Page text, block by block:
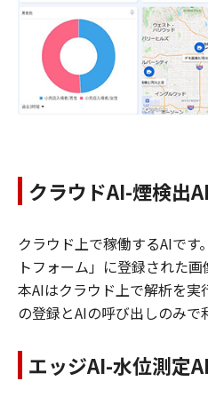
クラウドAI-煙検出AI
クラウド上で稼働するAIで
トフォーム」に登録された画
本AIはクラウド上で解析を
の登録とAIの呼び出しのみで
エッジAI-水位測定AI